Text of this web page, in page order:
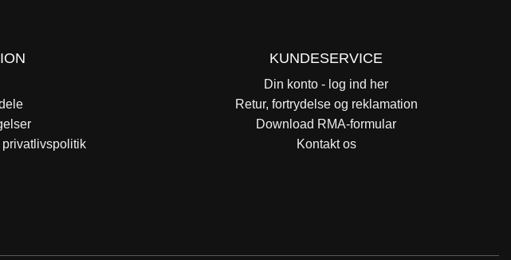
privatlivspolitik
KUNDESERVICE
Din konto - log ind her
Retur, fortrydelse og reklamation
Download RMA-formular
Kontakt os